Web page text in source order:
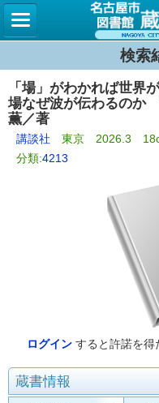
検索
「場」がわかれば世
場なぜ波が伝わるの
薫／著
講談社 東京 2026.3
分類:4213
ログイン すると許諾を得
蔵書情報